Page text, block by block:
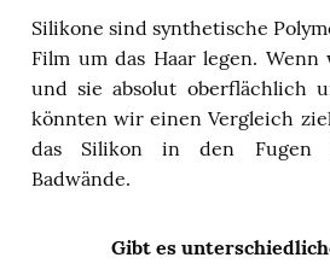
Silikone sind synthetische
Film um das Haar legen.
und sie absolut oberflächlich
könnten wir einen Vergleich
das Silikon in den Fugen
Badwände.
Gibt es